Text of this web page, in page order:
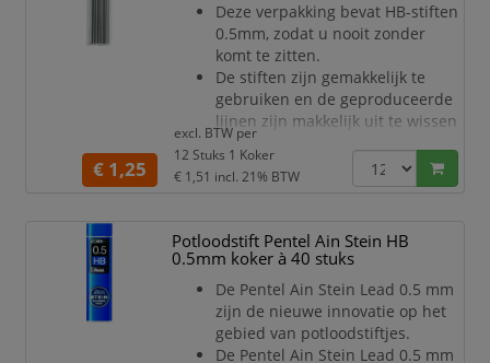
Etui met 12 fijnstiften 0,5 mm,
hardheid HB.
Deze verpakking bevat HB-stiften
0.5mm, zodat u nooit zonder
komt te zitten.
De stiften zijn gemakkelijk te
gebruiken en de geproduceerde
lijnen zijn makkelijk uit te wissen
- ideaal voor dagelijks gebruik en
perfecte resultaten.
Het navullen van uw vulpotlood
en schuif een nieuwe stift in het
lichaam van het potlood.
echter het hele gumcomponent
verwijderen.
Echte kwaliteit: deze sti
€ 1,25
excl. BTW per
12 Stuks 1 Koker
€ 1,51 incl. 21% BTW
Potloodstift Pentel Ain Stein HB
0.5mm koker à 40 stuks
De Pentel Ain Stein Lead 0.5 mm
zijn de nieuwe innovatie op het
gebied van potloodstiftjes.
De Pentel Ain Stein Lead 0.5 mm